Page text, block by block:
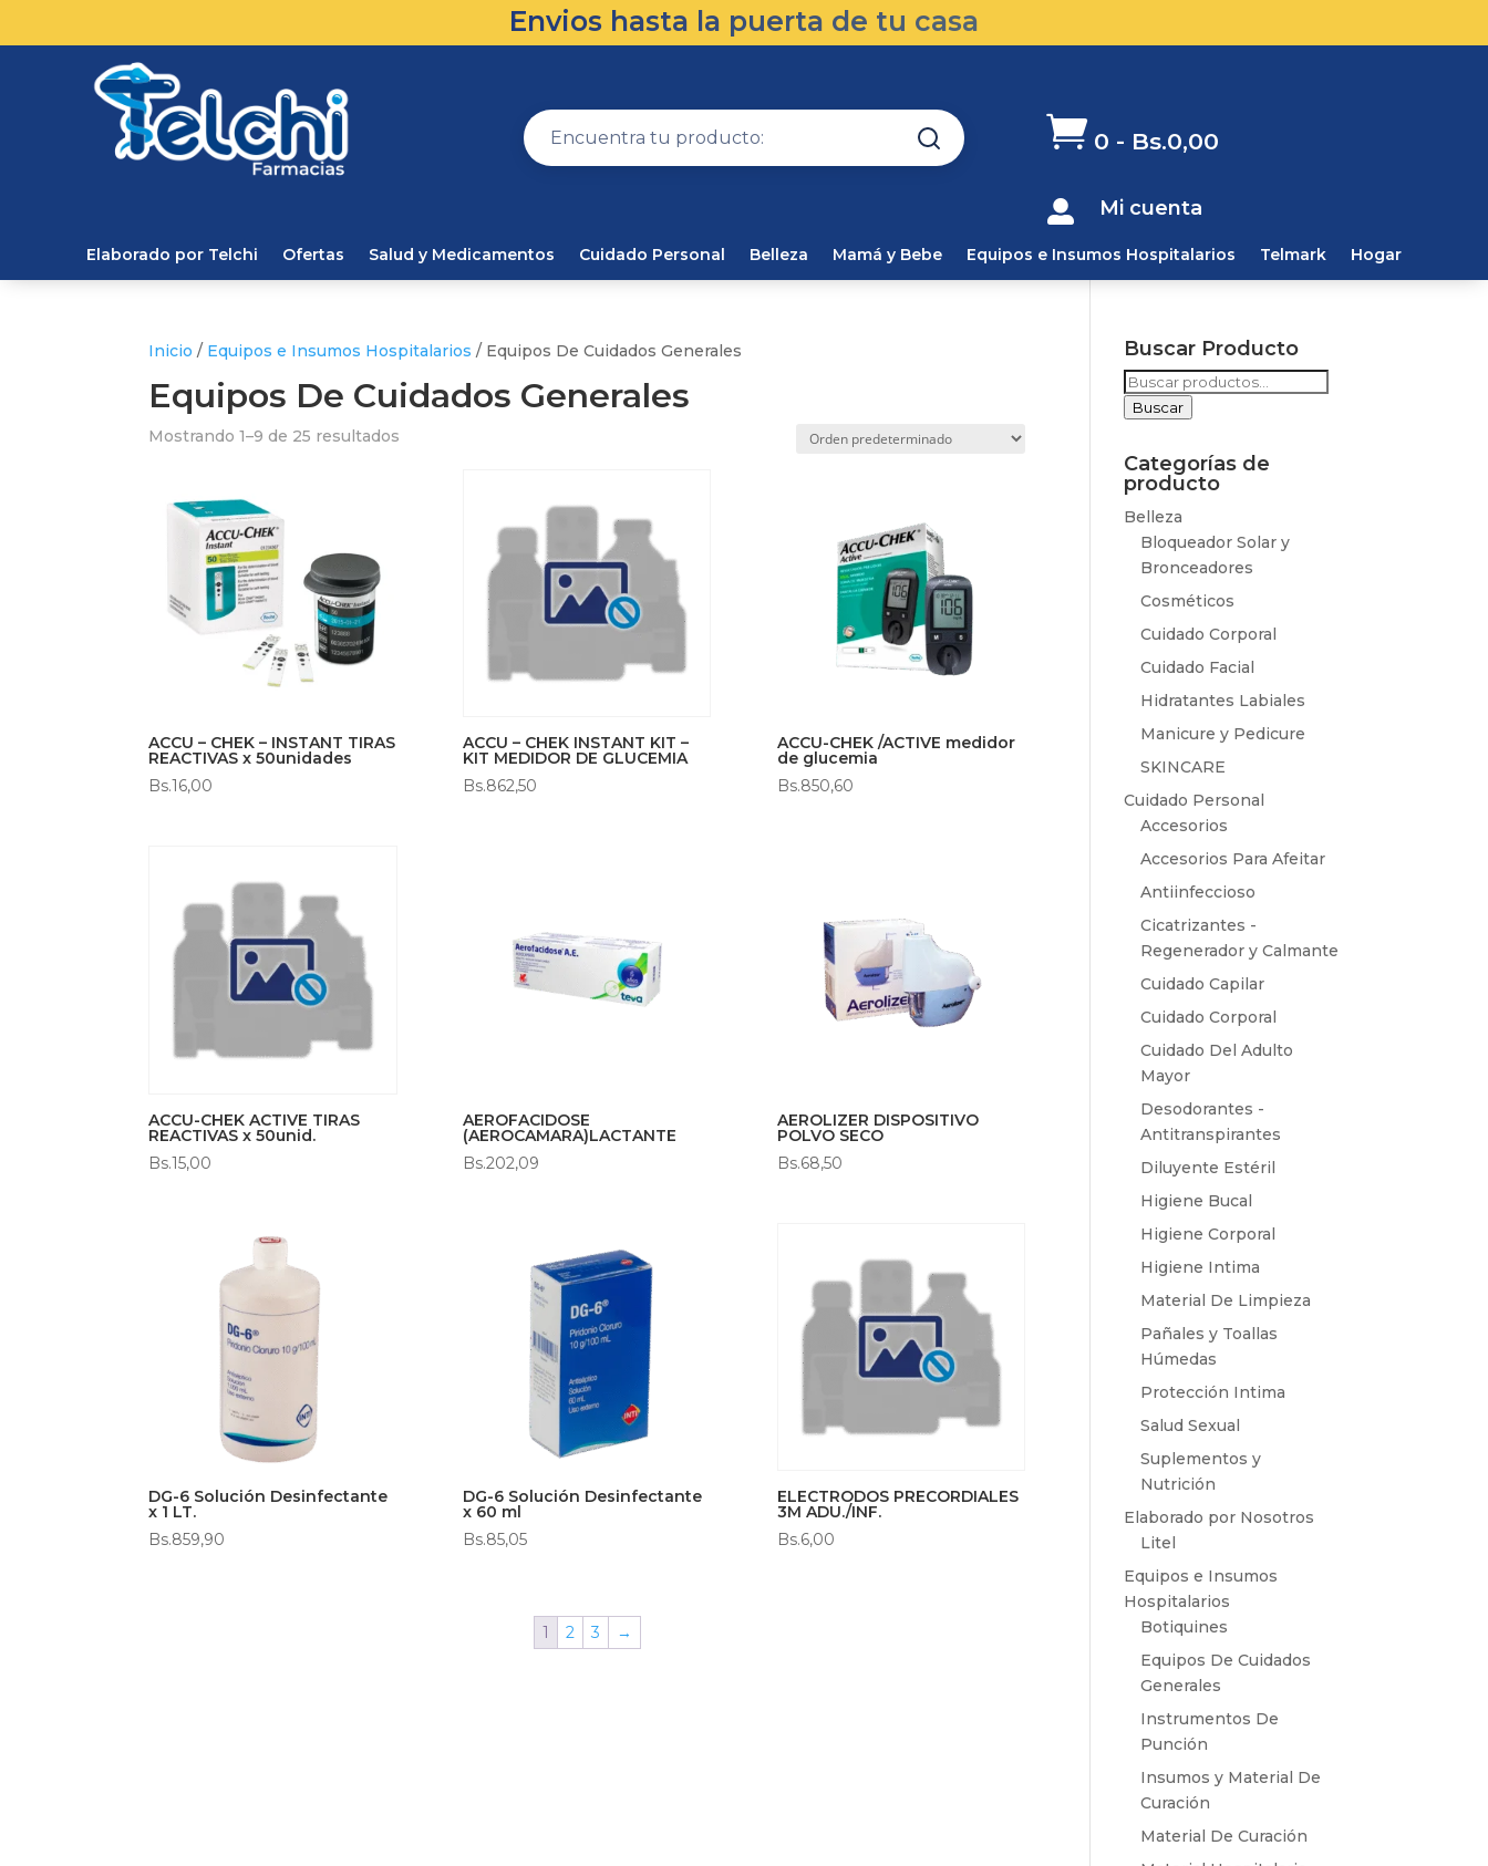
Envios hasta la puerta de tu casa
 0 - Bs.0,00
 Mi cuenta
Elaborado por Telchi Ofertas Salud y Medicamentos Cuidado Personal Belleza Mamá y Bebe Equipos e Insumos Hospitalarios Telmark Hogar
Inicio / Equipos e Insumos Hospitalarios / Equipos De Cuidados Generales
Equipos De Cuidados Generales
Mostrando 1–9 de 25 resultados
ACCU – CHEK – INSTANT TIRAS
REACTIVAS x 50unidades
Bs.16,00
ACCU – CHEK INSTANT KIT –
KIT MEDIDOR DE GLUCEMIA
Bs.862,50
ACCU-CHEK /ACTIVE medidor
de glucemia
Bs.850,60
ACCU-CHEK ACTIVE TIRAS
REACTIVAS x 50unid.
Bs.15,00
AEROFACIDOSE
(AEROCAMARA)LACTANTE
Bs.202,09
AEROLIZER DISPOSITIVO
POLVO SECO
Bs.68,50
DG-6 Solución Desinfectante
x 1 LT.
Bs.859,90
DG-6 Solución Desinfectante
x 60 ml
Bs.85,05
ELECTRODOS PRECORDIALES
3M ADU./INF.
Bs.6,00
1 2 3 →
Buscar Producto
Buscar
por:
Buscar
Categorías de
producto
Belleza
Bloqueador Solar y
Bronceadores
Cosméticos
Cuidado Corporal
Cuidado Facial
Hidratantes Labiales
Manicure y Pedicure
SKINCARE
Cuidado Personal
Accesorios
Accesorios Para Afeitar
Antiinfeccioso
Cicatrizantes -
Regenerador y Calmante
Cuidado Capilar
Cuidado Corporal
Cuidado Del Adulto
Mayor
Desodorantes -
Antitranspirantes
Diluyente Estéril
Higiene Bucal
Higiene Corporal
Higiene Intima
Material De Limpieza
Pañales y Toallas
Húmedas
Protección Intima
Salud Sexual
Suplementos y
Nutrición
Elaborado por Nosotros
Litel
Equipos e Insumos
Hospitalarios
Botiquines
Equipos De Cuidados
Generales
Instrumentos De
Punción
Insumos y Material De
Curación
Material De Curación